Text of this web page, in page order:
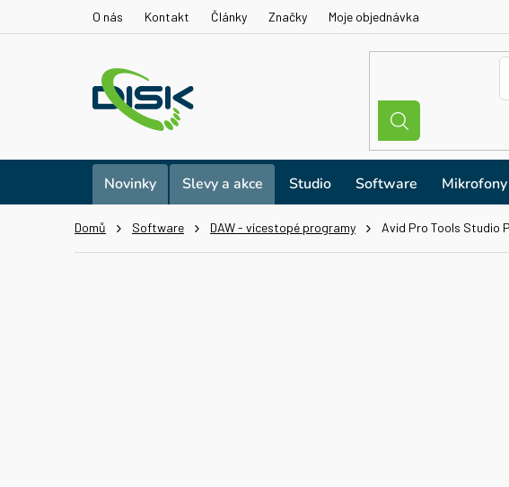
O nás Kontakt Články Značky Moje objednávka
Novinky Slevy a akce Studio Software Mikrofony
Domů Software DAW - vícestopé programy Avid Pro Tools Studio